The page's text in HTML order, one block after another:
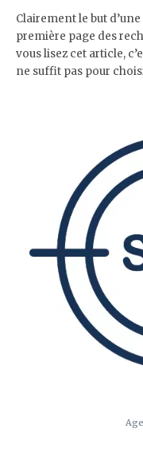
Clairement le but
première page des
vous lisez cet article,
ne suffit pas pour